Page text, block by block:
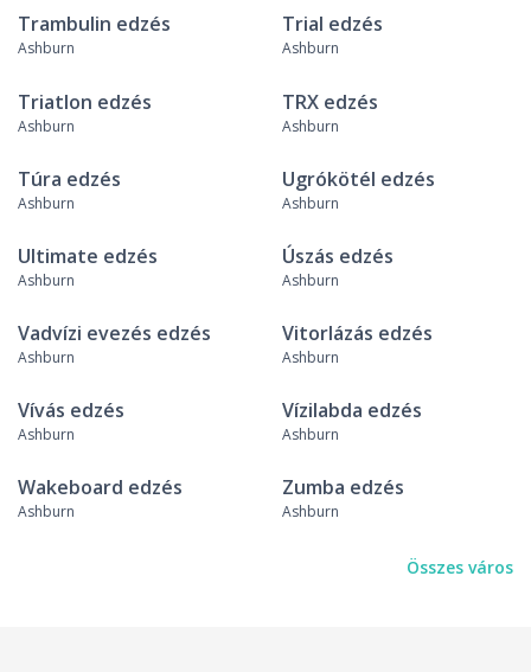
Trambulin edzés
Ashburn
Trial edzés
Ashburn
Triatlon edzés
Ashburn
TRX edzés
Ashburn
Túra edzés
Ashburn
Ugrókötél edzés
Ashburn
Ultimate edzés
Ashburn
Úszás edzés
Ashburn
Vadvízi evezés edzés
Ashburn
Vitorlázás edzés
Ashburn
Vívás edzés
Ashburn
Vízilabda edzés
Ashburn
Wakeboard edzés
Ashburn
Zumba edzés
Ashburn
Összes város